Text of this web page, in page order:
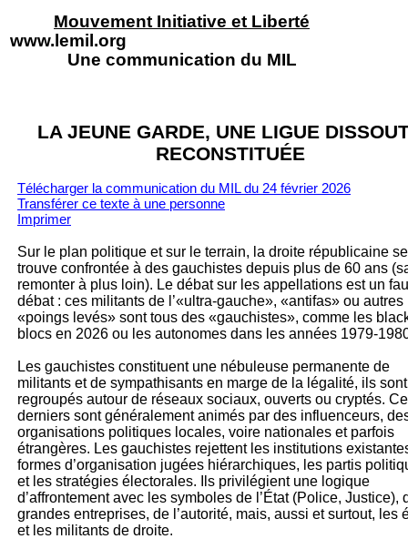
Mouvement Initiative et Liberté
www.lemil.org
Une communication du MIL
LA JEUNE GARDE, UNE LIGUE
RECONSTITUÉE
Télécharger la communication du MIL du 24 février 2026
Transférer ce texte à une personne
Imprimer
Sur le plan politique et sur le terrain, la droite républicaine se
trouve confrontée à des gauchistes depuis plus de 60 ans
remonter à plus loin). Le débat sur les appellations est un
débat : ces militants de l’«ultra-gauche», «antifas» ou autres
«poings levés» sont tous des «gauchistes», comme les
blocs en 2026 ou les autonomes dans les années 1979-
Les gauchistes constituent une nébuleuse permanente de
militants et de sympathisants en marge de la légalité, ils sont
regroupés autour de réseaux sociaux, ouverts ou cryptés.
derniers sont généralement animés par des influenceurs,
organisations politiques locales, voire nationales et parfois
étrangères. Les gauchistes rejettent les institutions
formes d’organisation jugées hiérarchiques, les partis
et les stratégies électorales. Ils privilégient une logique
d’affrontement avec les symboles de l’État (Police, Justice),
grandes entreprises, de l’autorité, mais, aussi et surtout, les
et les militants de droite.